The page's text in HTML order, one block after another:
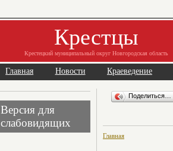
Крестцы
Крестецкий муниципальный округ Новгородская область
Главная Новости Краеведение
Версия для
слабовидящих
Поделиться…
Главная